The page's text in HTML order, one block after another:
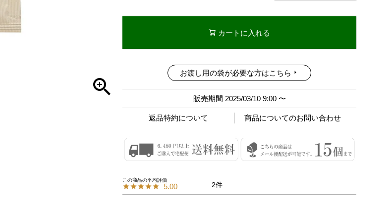
カートに入れる
お渡し用の袋が必要な方はこちら
販売期間 2025/03/10 9:00 〜
返品特約について 商品についてのお問い合わせ
5.00 2